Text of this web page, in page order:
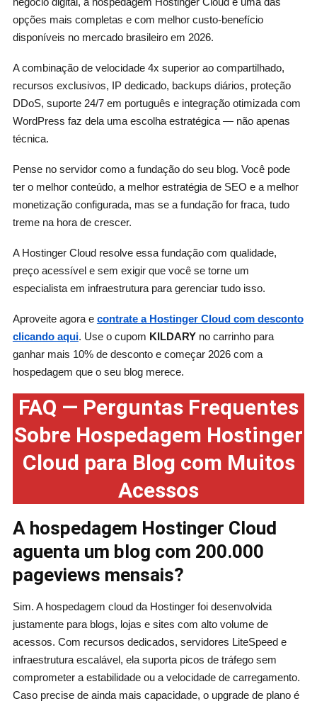
opções mais completas e com melhor custo-benefício
disponíveis no mercado brasileiro em 2026.
A combinação de velocidade 4x superior ao compartilhado,
recursos exclusivos, IP dedicado, backups diários, proteção
DDoS, suporte 24/7 em português e integração otimizada com
WordPress faz dela uma escolha estratégica — não apenas
técnica.
Pense no servidor como a fundação do seu blog. Você pode
ter o melhor conteúdo, a melhor estratégia de SEO e a melhor
monetização configurada, mas se a fundação for fraca, tudo
treme na hora de crescer.
A Hostinger Cloud resolve essa fundação com qualidade,
preço acessível e sem exigir que você se torne um
especialista em infraestrutura para gerenciar tudo isso.
Aproveite agora e contrate a Hostinger Cloud com desconto
clicando aqui. Use o cupom KILDARYno carrinho para
ganhar mais 10% de desconto e começar 2026 com a
hospedagem que o seu blog merece.
FAQ — Perguntas Frequentes
Sobre Hospedagem Hostinger
Cloud para Blog com Muitos
Acessos
A hospedagem Hostinger Cloud
aguenta um blog com 200.000
pageviews mensais?
Sim. A hospedagem cloud da Hostinger foi desenvolvida
justamente para blogs, lojas e sites com alto volume de
acessos. Com recursos dedicados, servidores LiteSpeed e
infraestrutura escalável, ela suporta picos de tráfego sem
comprometer a estabilidade ou a velocidade de carregamento.
Caso precise de ainda mais capacidade, o upgrade de plano é